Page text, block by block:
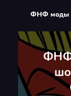
ФНФ моды
ФНФ